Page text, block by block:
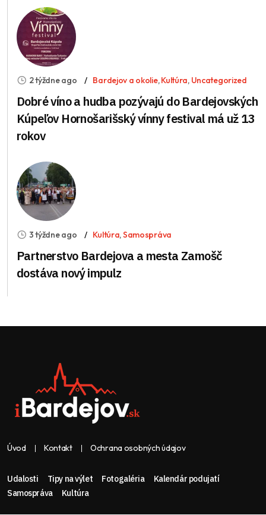
2 týždne ago Bardejov a okolie,Kultúra, Uncategorized
Dobré víno a hudba pozývajú do Bardejovských
Kúpeľov Hornošarišský vínny festival má už 13
rokov
3 týždne ago Kultúra,Samospráva
Partnerstvo Bardejova a mesta Zamošč
dostáva nový impulz
Úvod Kontakt Ochrana osobných údajov
Udalosti Tipy na výlet Fotogaléria
Kalendár podujatí
Samospráva
Kultúra